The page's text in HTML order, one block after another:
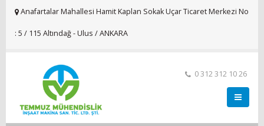
Anafartalar Mahallesi Hamit Kaplan Sokak Uçar Ticaret Merkezi No
: 5 / 115 Altındağ - Ulus / ANKARA
0 312 312 10 26